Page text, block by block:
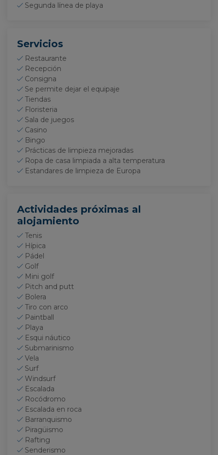
Segunda línea de playa
Servicios
Restaurante
Recepción
Consigna
Se permite dejar el equipaje
Tiendas
Floristeria
Sala de juegos
Casino
Bingo
Prácticas de limpieza mejoradas
Ropa de casa limpiada a alta temperatura
Estandares de limpieza de Europa
Actividades próximas al
alojamiento
Tenis
Hípica
Pádel
Golf
Mini golf
Pitch and putt
Bolera
Tiro con arco
Paintball
Playa
Esqui náutico
Submarinismo
Vela
Surf
Windsurf
Escalada
Rocódromo
Escalada en roca
Barranquismo
Piragüismo
Rafting
Senderismo